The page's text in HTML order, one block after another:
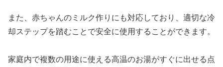
また、赤ちゃんのミルク作りにも対応しており、適切な冷
却ステップを踏むことで安全に使用することができます。
家庭内で複数の用途に使える高温のお湯がすぐに出せる点